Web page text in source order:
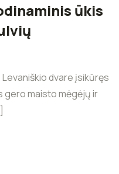
ūkis
dvare įsikūręs
gero maisto mėgėjų ir